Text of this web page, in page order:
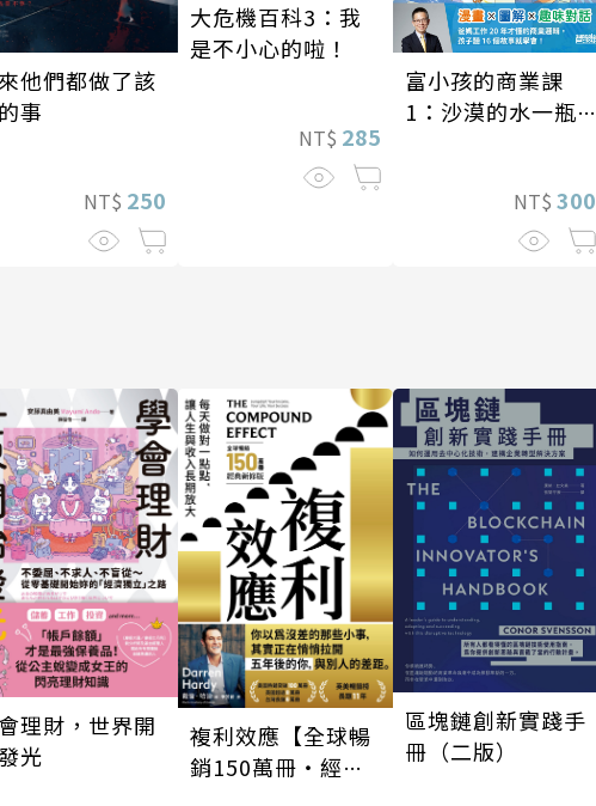
他們都做了該
事
NT$ 250
大危機百科3：我
是不小心的啦！
NT$ 285
富小孩的商業課
1：沙漠的水一瓶
NT$ 300
理財，世界開
光
複利效應【全球暢
銷150萬冊・經典
區塊鏈創新實踐手
冊（二版）